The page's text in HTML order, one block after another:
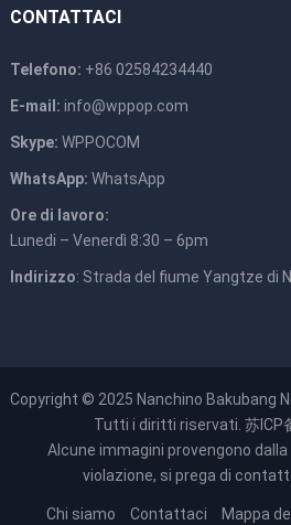
CONTATTACI
Telefono: +86 02584234440
E-mail: info@wppop.com
Skype: WPPOCOM
WhatsApp: WhatsApp
Ore di lavoro:
Lunedi – Venerdì 8:30 – 6pm
Indirizzo: Strada del fiume Yangtze di
Copyright © 2025 Nanchino Bakubang
Tutti i diritti riservati.苏ICP
Alcune immagini provengono
violazione, si prega di
Chi siamo Contattaci Mappa